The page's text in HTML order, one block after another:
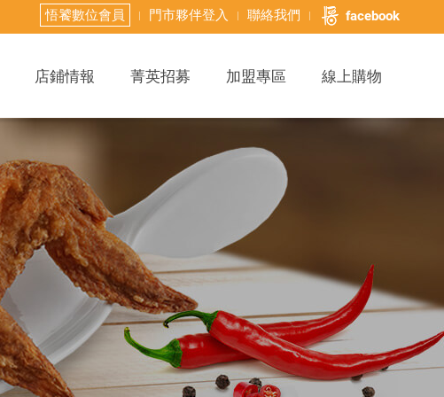
悟饕數位會員 門市夥伴登入 聯絡我們 facebook
店鋪情報 菁英招募 加盟專區 線上購物